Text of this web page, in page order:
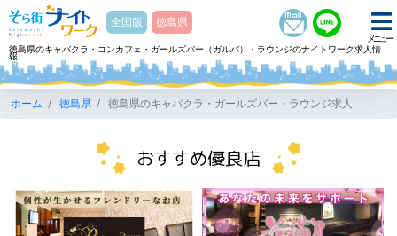
メニュー
そら街ナイトワーク
全国版
徳島県
徳島県のキャバクラ・コンカフェ・ガールズバー（ガルバ）・ラウンジのナイトワーク求人情
報
ホーム 徳島県 徳島県のキャバクラ・ガールズバー・ラウンジ求人
おすすめ優良店